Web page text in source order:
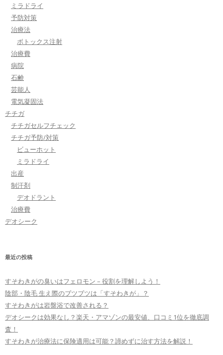
ミラドライ
予防対策
治療法
ボトックス注射
治療費
病院
石鹸
芸能人
電気凝固法
チチガ
チチガセルフチェック
チチガ予防/対策
ビューホット
ミラドライ
出産
制汗剤
デオドラント
治療費
デオシーク
最近の投稿
すそわきがの臭いはフェロモン – 役割を理解しよう！
陰部・陰毛 生え際のブツブツは「すそわきが」？
すそわきがは岩盤浴で改善される？
デオシークは効果なし？楽天・アマゾンの最安値、口コミ1位を徹底調
査！
すそわきが治療法に保険適用は可能？諦めずに治す方法を解説！